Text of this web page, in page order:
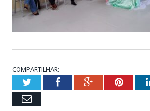
COMPARTILHAR:
TwitterFacebookGoogle+
Email